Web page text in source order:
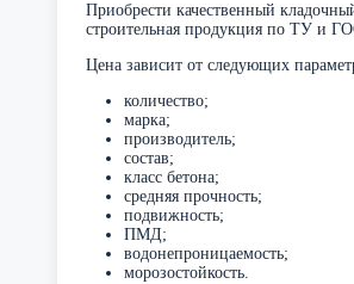
Приобрести качественный
строительная продукция по ТУ и
Цена зависит от следующих
количество;
марка;
производитель;
состав;
класс бетона;
средняя прочность;
подвижность;
ПМД;
водонепроницаемость;
морозостойкость.